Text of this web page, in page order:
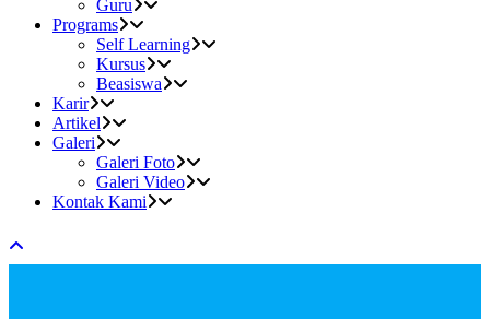
Guru
Programs
Self Learning
Kursus
Beasiswa
Karir
Artikel
Galeri
Galeri Foto
Galeri Video
Kontak Kami